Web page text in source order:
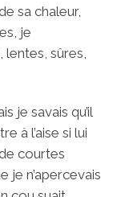
sa chaleur,
je
lentes, sûres,
je savais qu’il
à l’aise si lui
courtes
je n’apercevais